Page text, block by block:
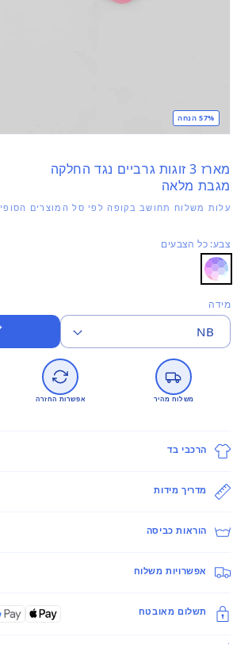
57% הנחה
מארז 3 זוגות גרביים נגד החלקה
מגבת מלאה
עלות משלוח תחושב בקופה לפי סל המוצרים הסופי
צבע: כל הצבעים
מידה
משלוח מהיר אפשרות החזרה
הרכבי בד
מדריך מידות
הוראות כביסה
אפשרויות משלוח
תשלום מאובטח
.